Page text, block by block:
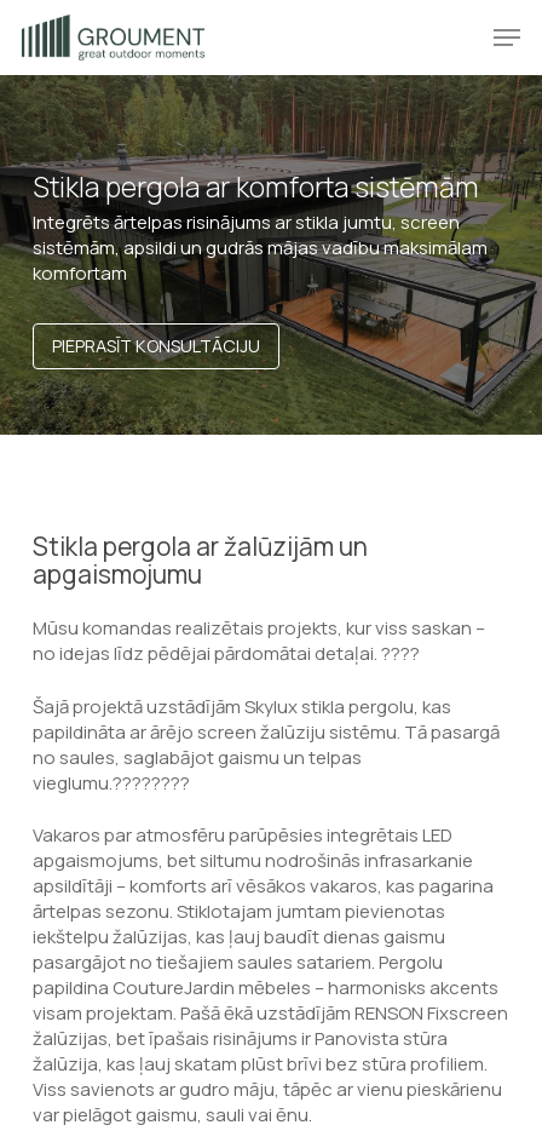
main
content
Stikla pergola ar komforta sistēmām
Integrēts ārtelpas risinājums ar stikla jumtu, screen
sistēmām, apsildi un gudrās mājas vadību maksimālam
komfortam
PIEPRASĪT KONSULTĀCIJU
Stikla pergola ar žalūzijām un
apgaismojumu
Mūsu komandas realizētais projekts, kur viss saskan –
no idejas līdz pēdējai pārdomātai detaļai. ????
Šajā projektā uzstādījām Skylux stikla pergolu, kas
papildināta ar ārējo screen žalūziju sistēmu. Tā pasargā
no saules, saglabājot gaismu un telpas
vieglumu.????????
Vakaros par atmosfēru parūpēsies integrētais LED
apgaismojums, bet siltumu nodrošinās infrasarkanie
apsildītāji – komforts arī vēsākos vakaros, kas pagarina
ārtelpas sezonu. Stiklotajam jumtam pievienotas
iekštelpu žalūzijas, kas ļauj baudīt dienas gaismu
pasargājot no tiešajiem saules satariem. Pergolu
papildina CoutureJardin mēbeles – harmonisks akcents
visam projektam. Pašā ēkā uzstādījām RENSON Fixscreen
žalūzijas, bet īpašais risinājums ir Panovista stūra
žalūzija, kas ļauj skatam plūst brīvi bez stūra profiliem.
Viss savienots ar gudro māju, tāpēc ar vienu pieskārienu
var pielāgot gaismu, sauli vai ēnu.